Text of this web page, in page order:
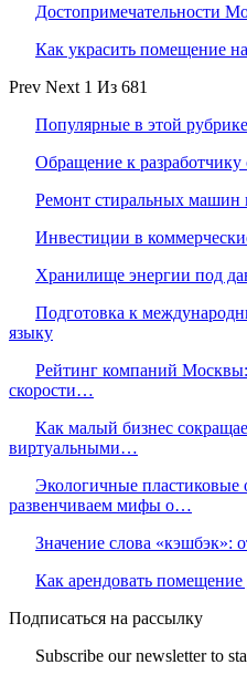
Достопримечательности
Как украсить помещение
Prev Next 1 Из 681
Популярные в этой рубрике
Обращение к разработчику
Ремонт стиральных
Инвестиции в
Хранилище энергии под
Подготовка к
языку
Рейтинг компаний
скорости…
Как малый бизнес
виртуальными…
Экологичные пластиковые
развенчиваем мифы о…
Значение слова «кэшбэк»:
Как арендовать помещение
Подписаться на рассылку
Subscribe our newsletter to